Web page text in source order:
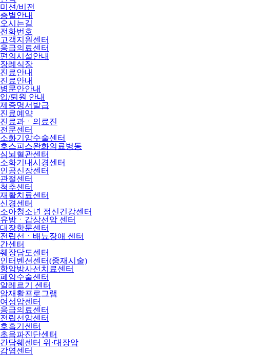
미션/비전
층별안내
오시는길
전화번호
고객지원센터
응급의료센터
편의시설안내
장례식장
진료안내
진료안내
병문안안내
입/퇴원 안내
제증명서발급
진료예약
진료과ㆍ의료진
전문센터
소화기암수술센터
호스피스완화의료병동
심뇌혈관센터
소화기내시경센터
인공신장센터
관절센터
척추센터
재활치료센터
신경센터
소아청소년 정신건강센터
유방ㆍ갑상선암 센터
대장항문센터
전립선ㆍ배뇨장애 센터
간센터
췌장담도센터
인터벤션센터(중재시술)
항암방사선치료센터
폐암수술센터
알레르기 센터
암재활프로그램
여성암센터
응급의료센터
전립선암센터
호흡기센터
초음파진단센터
간담췌센터 위·대장암
감염센터